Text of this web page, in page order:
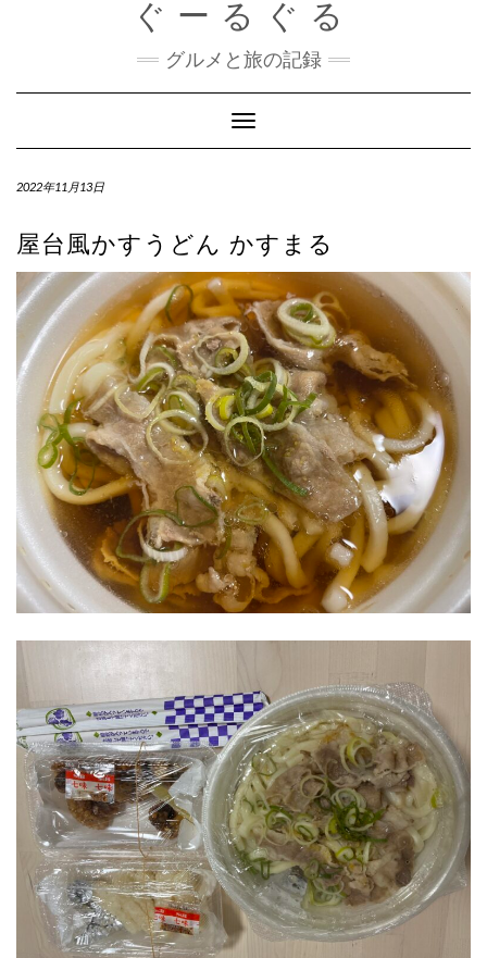
ぐーるぐる
グルメと旅の記録
Toggle
Navigation
2022年11月13日
屋台風かすうどん かすまる